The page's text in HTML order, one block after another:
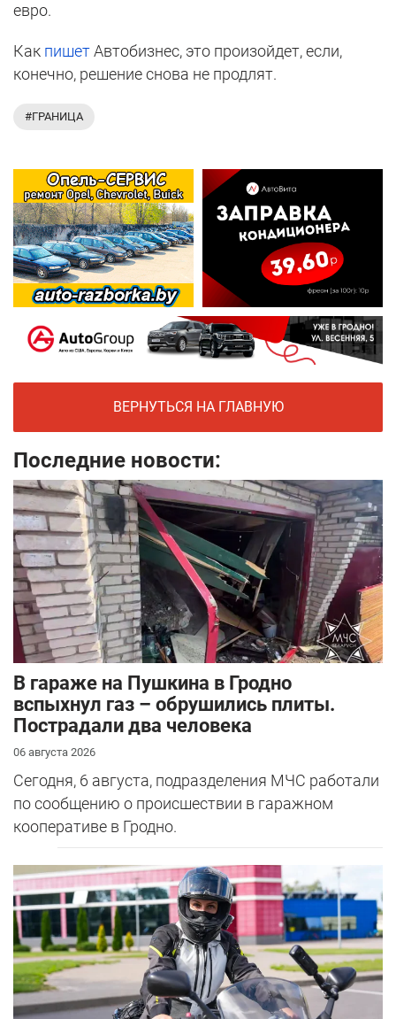
евро.
Как пишетАвтобизнес, это произойдет, если,
конечно, решение снова не продлят.
#ГРАНИЦА
ВЕРНУТЬСЯ НА ГЛАВНУЮ
Последние новости:
В гараже на Пушкина в Гродно
вспыхнул газ – обрушились плиты.
Пострадали два человека
06 августа 2026
Сегодня, 6 августа, подразделения МЧС работали
по сообщению о происшествии в гаражном
кооперативе в Гродно.